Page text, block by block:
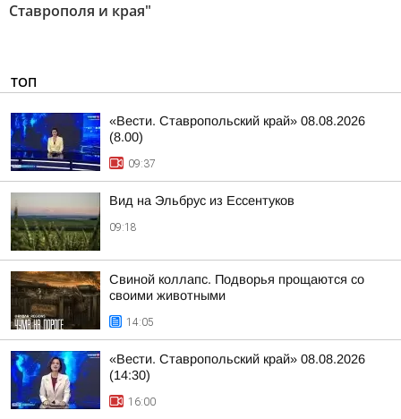
Ставрополя и края"
ТОП
«Вести. Ставропольский край» 08.08.2026
(8.00)
09:37
Вид на Эльбрус из Ессентуков
09:18
Свиной коллапс. Подворья прощаются со
своими животными
14:05
«Вести. Ставропольский край» 08.08.2026
(14:30)
16:00